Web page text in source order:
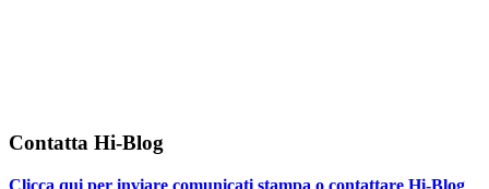
Contatta Hi-Blog
Clicca qui per inviare comunicati stampa o contattare Hi-Blog